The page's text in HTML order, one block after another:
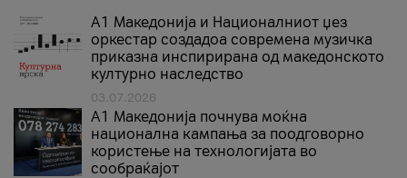
А1 Македонија и Националниот џез
оркестар создадоа современа музичка
приказна инспирирана од македонското
културно наследство
03.07.2026
A1 Македонија почнува моќна
национална кампања за поодговорно
користење на технологијата во
сообраќајот